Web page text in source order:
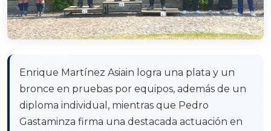
Enrique Martínez Asiain logra una plata y un
bronce en pruebas por equipos, además de un
diploma individual, mientras que Pedro
Gastaminza firma una destacada actuación en